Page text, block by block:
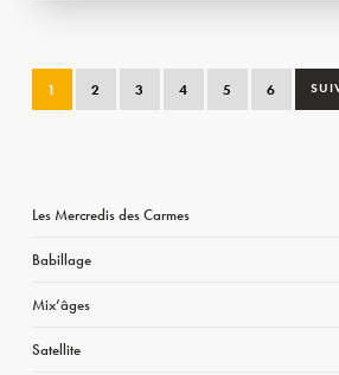
1 2 3 4 5 6
Les Mercredis des Carmes
Babillage
Mix’âges
Satellite